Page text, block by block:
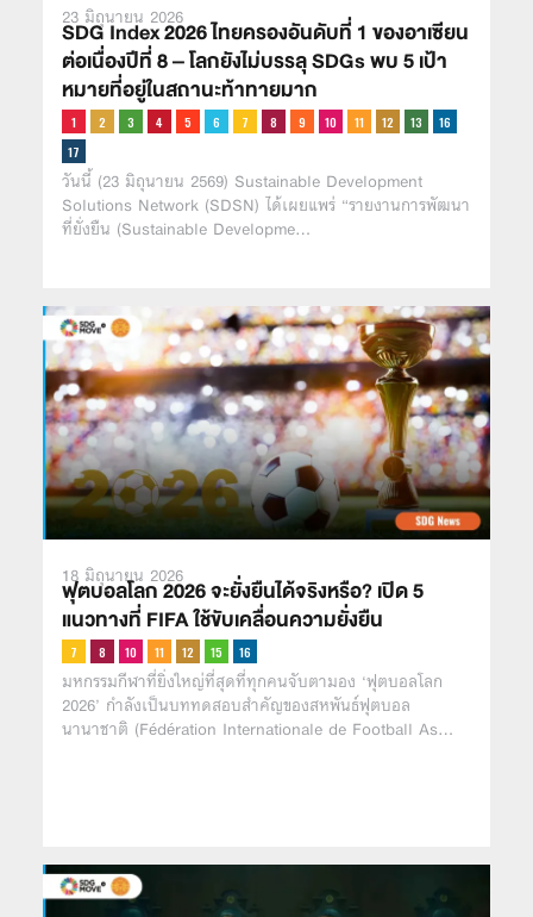
23 มิถุนายน 2026
SDG Index 2026 ไทยครองอันดับที่ 1 ของอาเซียน
ต่อเนื่องปีที่ 8 – โลกยังไม่บรรลุ SDGs พบ 5 เป้า
หมายที่อยู่ในสถานะท้าทายมาก
วันนี้ (23 มิถุนายน 2569) Sustainable Development
Solutions Network (SDSN) ได้เผยแพร่ “รายงานการพัฒนา
ที่ยั่งยืน (Sustainable Developme…
18 มิถุนายน 2026
ฟุตบอลโลก 2026 จะยั่งยืนได้จริงหรือ? เปิด 5
แนวทางที่ FIFA ใช้ขับเคลื่อนความยั่งยืน
มหกรรมกีฬาที่ยิ่งใหญ่ที่สุดที่ทุกคนจับตามอง ‘ฟุตบอลโลก
2026’ กำลังเป็นบททดสอบสำคัญของสหพันธ์ฟุตบอล
นานาชาติ (Fédération Internationale de Football As…